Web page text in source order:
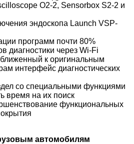
O2-2, Sensorbox S2-2 и
эндоскопа Launch VSP-
программ почти 80%
диагностики через Wi-Fi
к оригинальным
интерфейс диагностических
со специальными функциями
время на их поиск
функциональных
автомобилям